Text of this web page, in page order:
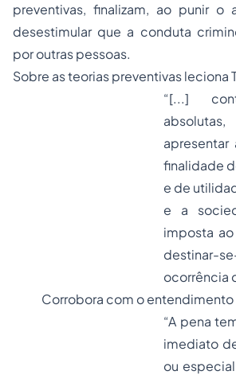
preventivas, finalizam, ao punir o
desestimular que a conduta
por outras pessoas.
Sobre as teorias preventivas leciona
“[...]
finalidade
e de
e a
imposta
destinar-
ocorrência
Corrobora com o entendimento
“A pena
imediato
ou